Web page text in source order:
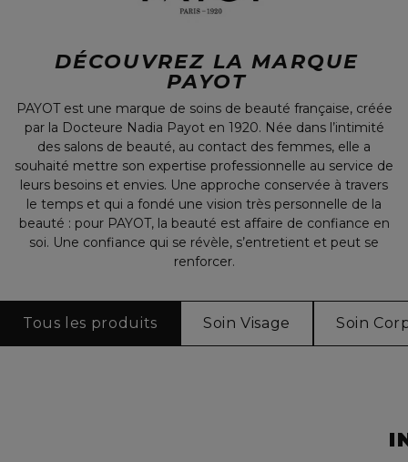
DÉCOUVREZ LA MARQUE
PAYOT
PAYOT est une marque de soins de beauté française, créée
par la Docteure Nadia Payot en 1920. Née dans l’intimité
des salons de beauté, au contact des femmes, elle a
souhaité mettre son expertise professionnelle au service de
leurs besoins et envies. Une approche conservée à travers
le temps et qui a fondé une vision très personnelle de la
beauté : pour PAYOT, la beauté est affaire de confiance en
soi. Une confiance qui se révèle, s’entretient et peut se
renforcer.
Tous les produits Soin Visage Soin